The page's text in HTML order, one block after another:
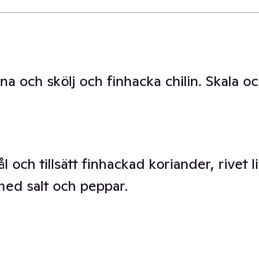
och skölj och finhacka chilin. Skala
och tillsätt finhackad koriander, rivet
salt och peppar.